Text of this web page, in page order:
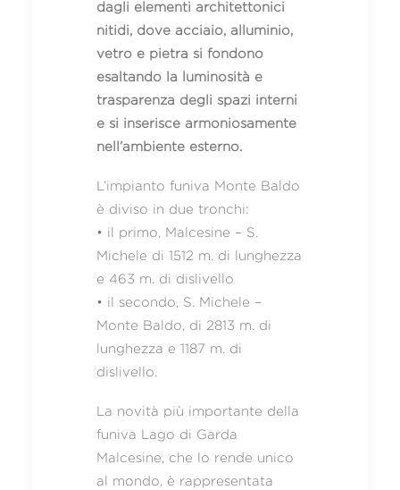
dagli elementi architettonici
nitidi, dove acciaio, alluminio,
vetro e pietra si fondono
esaltando la luminosità e
trasparenza degli spazi interni
e si inserisce armoniosamente
nell’ambiente esterno.
L’impianto funiva Monte Baldo
è diviso in due tronchi:
• il primo, Malcesine – S.
Michele di 1512 m. di lunghezza
e 463 m. di dislivello
• il secondo, S. Michele –
Monte Baldo, di 2813 m. di
lunghezza e 1187 m. di
dislivello.
La novità più importante della
funiva Lago di Garda
Malcesine, che lo rende unico
al mondo, è rappresentata